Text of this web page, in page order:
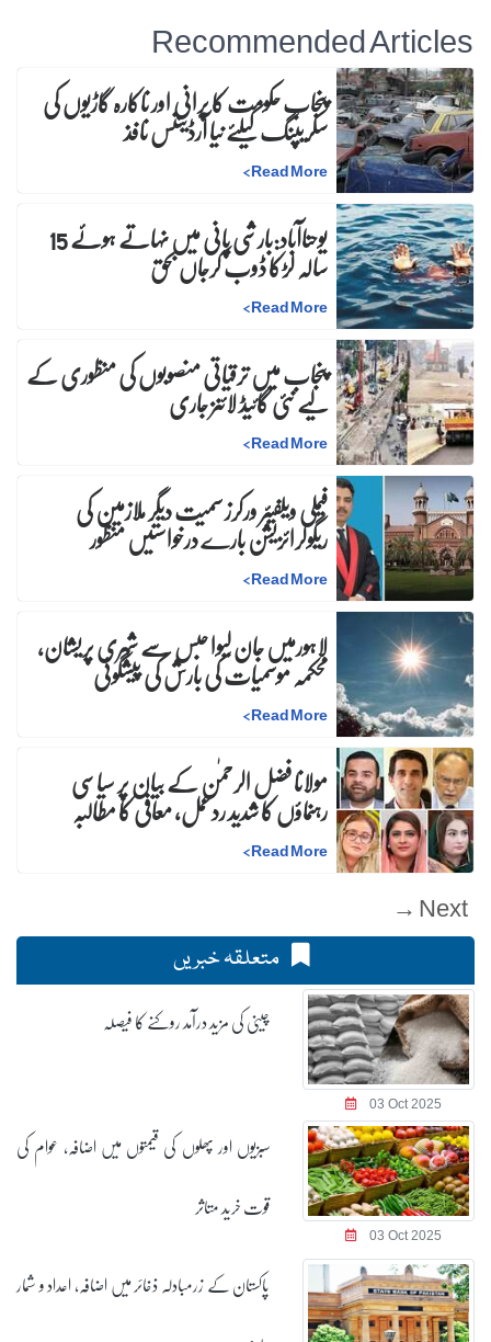
Recommended Articles
پنجاب حکومت کا پرانی اور ناکارہ گاڑیوں کی
سکریپنگ کیلئے نیا آرڈیننس نافذ
Read More
>
یوحناآباد:بارشی پانی میں نہاتے ہوئے 15 سالہ لڑکا ڈوب کرجاں بحق
Read More
>
پنجاب میں ترقیاتی منصوبوں کی منظوری کے
لیے نئی گائیڈ لائنز جاری
Read More
>
فیملی ویلفیئر ورکرز سمیت دیگر ملازمین کی
ریگولرائزیشن بارے درخواستیں منظور
Read More
>
لاہورمیں جان لیوا حبس سے شہری پریشان،
محکمہ موسمیات کی بارش کی پیشگوئی
Read More
>
مولانا فضل الرحمٰن کے بیان پر سیاسی
رہنماؤں کا شدید ردعمل، معافی کا مطالبہ
Read More
>
Next →
متعلقہ خبریں
03 Oct 2025
چینی کی مزید درآمد روکنے کا فیصلہ
03 Oct 2025
سبزیوں اور پھلوں کی قیمتوں میں اضافہ، عوام کی
قوت خرید متاثر
پاکستان کے زرمبادلہ ذخائر میں اضافہ، اعداد و شمار